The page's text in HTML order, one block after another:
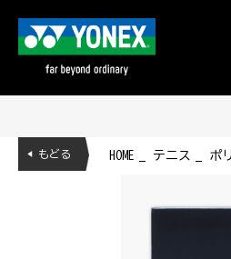
HOME テニス ポ
◀ もどる